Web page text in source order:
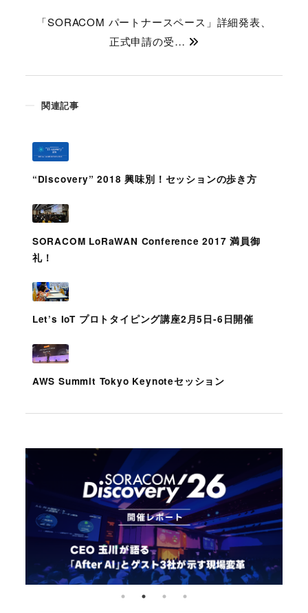
関連記事
“Discovery” 2018 興味別！セッションの歩き方
SORACOM LoRaWAN Conference 2017 満員御
礼！
Let’s IoT プロトタイピング講座2月5日-6日開催
AWS Summit Tokyo Keynoteセッション
「SORACOM パートナースペース」詳細発表、
正式申請の受…